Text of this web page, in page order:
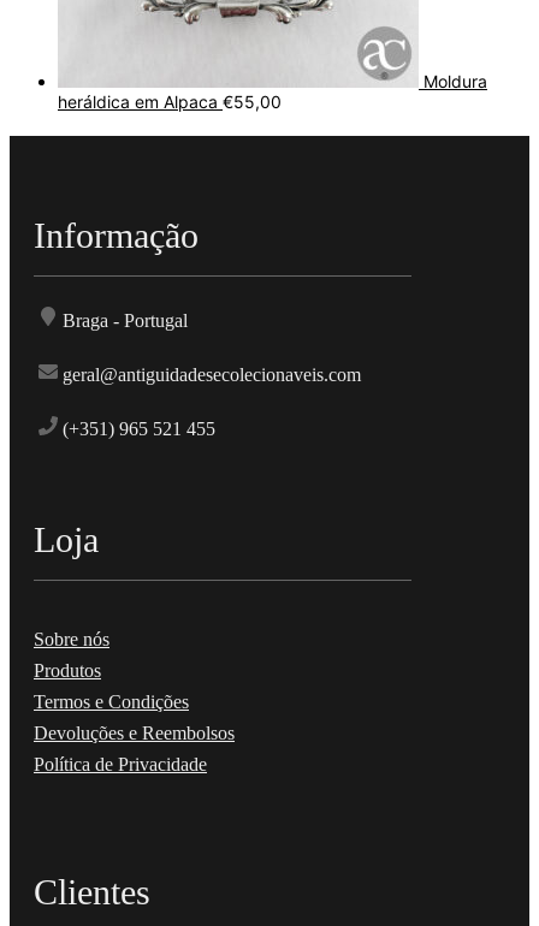
Moldura
heráldica em Alpaca €55,00
Informação
Braga - Portugal
geral@antiguidadesecolecionaveis.com
(+351) 965 521 455
Loja
Sobre nós
Produtos
Termos e Condições
Devoluções e Reembolsos
Política de Privacidade
Clientes